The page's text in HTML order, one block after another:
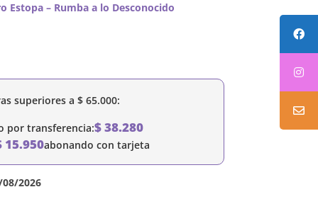
Estopa – Rumba a lo Desconocido
superiores a $65.000:
por transferencia:$38.280
15.950abonando con tarjeta
2026